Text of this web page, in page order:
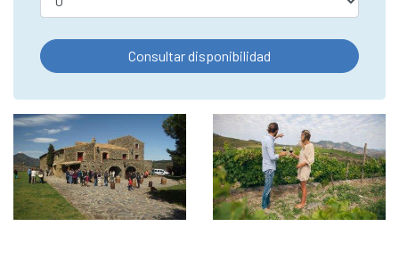
Consultar disponibilidad